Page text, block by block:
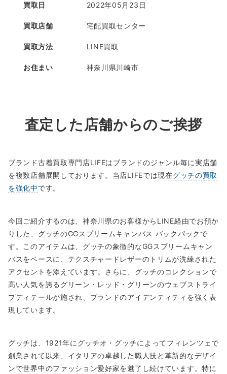
買取日 2022年05月23日
買取店舗 宅配買取センター
買取方法 LINE買取
お住まい 神奈川県川崎市
査定した店舗からのご挨拶
ブランド古着買取専門店LIFEはブランドのジャンル毎に実店舗
を複数店舗展開しております。当店LIFEでは現在グッチの買取
を強化中です。
今回ご紹介するのは、神奈川県のお客様からLINE経由でお預か
りした、グッチのGGスプリームキャンバス バックパックで
す。このアイテムは、グッチの象徴的なGGスプリームキャン
バスをベースに、テクスチャードレザーのトリムが洗練された
アクセントを添えています。さらに、グッチのコレクションで
高い人気を誇るグリーン・レッド・グリーンのウェブストライ
プディテールが施され、ブランドのアイデンティティを強く表
現しています。
グッチは、1921年にグッチオ・グッチによってフィレンツェで
創業されて以来、イタリアの卓越した職人技と革新的なデザイ
ンで世界中のファッション愛好家を魅了し続けています。特に